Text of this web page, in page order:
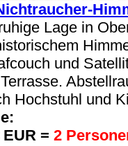
Lage in
und
Hochstuhl und
= 2